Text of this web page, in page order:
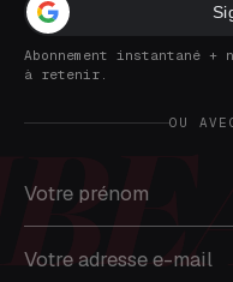
Abonnement instantané
à retenir.
OU